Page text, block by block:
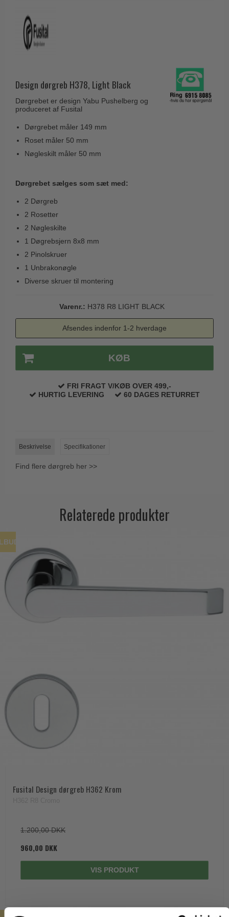
Gio Ponti LAMA
Medici dørgreb
Weingarden dørgreb
Østerbro træ dørgreb
DND dørgreb
Formani dørgreb
Randi Classic Line
Turnstyle Designs Dørgreb
Trædørgreb på Langskilt
Udendørs dørgreb
Brevindkast
Ringetryk
Skruer
Knager & Kroge
Hattehylder
Kahytskrog
Messing pudsemiddel
Olivari
Turnstyle Designs
Samuel Heath produkter
Sibes Metall
Søe-Jensen & Co.
Valli & Valli dørgreb
VONSILD Møbelgreb
Design dørgreb H378, Light Black
Dørgrebet er design Yabu Pushelberg og
produceret af Fusital
Dørgrebet måler 149 mm
Roset måler 50 mm
Nøgleskilt måler 50 mm
Dørgrebet sælges som sæt med:
2 Dørgreb
2 Rosetter
2 Nøgleskilte
1 Døgrebsjern 8x8 mm
2 Pinolskruer
1 Unbrakonøgle
Diverse skruer til montering
Varenr.: H378 R8 LIGHT BLACK
Afsendes indenfor 1-2 hverdage
KØB
FRI FRAGT V/KØB OVER 499,-
HURTIG LEVERING
60 DAGES RETURRET
Beskrivelse Specifikationer
Find flere dørgreb her >>
Relaterede produkter
Fusital Design dørgreb H362 Krom
1.200,00 DKK
960,00 DKK
VIS PRODUKT